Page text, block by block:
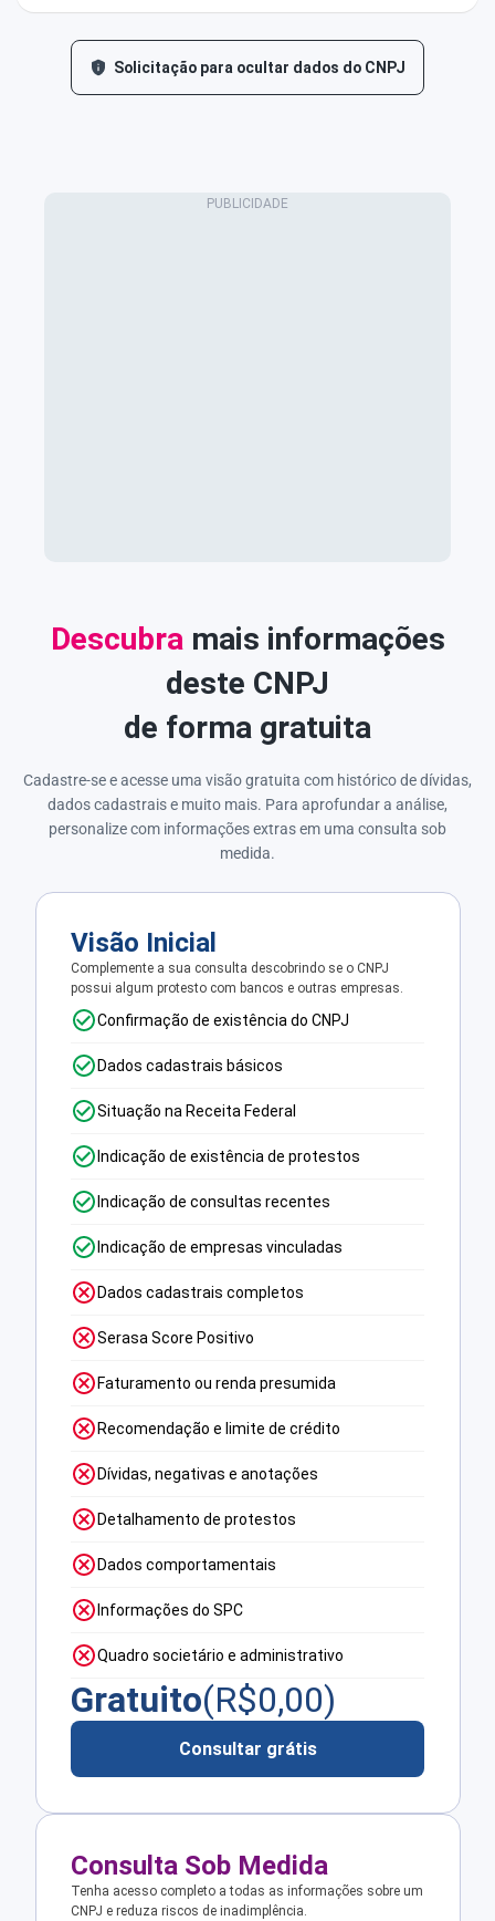
Solicitação para ocultar dados do CNPJ
Descubra mais informações
deste CNPJ
de forma gratuita
Cadastre-se e acesse uma visão gratuita com histórico de dívidas,
dados cadastrais e muito mais. Para aprofundar a análise,
personalize com informações extras em uma consulta sob
medida.
Visão Inicial
Complemente a sua consulta descobrindo se o CNPJ
possui algum protesto com bancos e outras empresas.
Confirmação de existência do CNPJ
Dados cadastrais básicos
Situação na Receita Federal
Indicação de existência de protestos
Indicação de consultas recentes
Indicação de empresas vinculadas
Dados cadastrais completos
Serasa Score Positivo
Faturamento ou renda presumida
Recomendação e limite de crédito
Dívidas, negativas e anotações
Detalhamento de protestos
Dados comportamentais
Informações do SPC
Quadro societário e administrativo
Gratuito(R$0,00)
Consultar grátis
Consulta Sob Medida
Tenha acesso completo a todas as informações sobre um
CNPJ e reduza riscos de inadimplência.